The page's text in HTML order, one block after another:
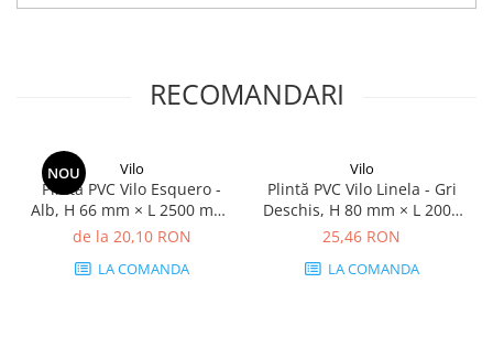
RECOMANDARI
NOU Vilo
Plintă PVC Vilo Esquero -
Alb, H 66 mm × L 2500 mm,
grosime 22 mm
de la 20,10 RON
LA COMANDA
Vilo
Plintă PVC Vilo Linela - Gri
Deschis, H 80 mm × L 2000
mm, grosime 16 mm
25,46 RON
LA COMANDA